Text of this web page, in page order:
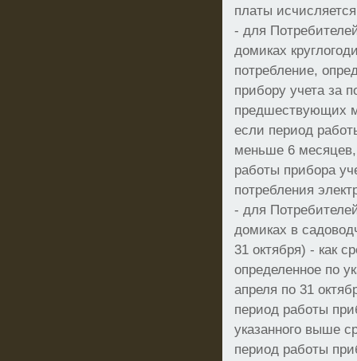
платы
- для
домиках
потребление,
прибору учета за
предшествующих
если период
меньше 6
работы прибора
потребления
- для
домиках в
31 октября) - как
определенное по
апреля по 31
период работы
указанного выше
период работы